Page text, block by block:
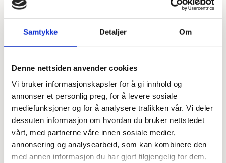
Samtykke Detaljer Om
Denne nettsiden anvender cookies
Vi bruker informasjonskapsler for å gi innhold og
annonser et personlig preg, for å levere sosiale
mediefunksjoner og for å analysere trafikken vår. Vi deler
dessuten informasjon om hvordan du bruker nettstedet
vårt, med partnerne våre innen sosiale medier,
annonsering og analysearbeid, som kan kombinere den
med annen informasjon du har gjort tilgjengelig for dem,
T82 Lys grå granitt
På lager
kr 15 000,00